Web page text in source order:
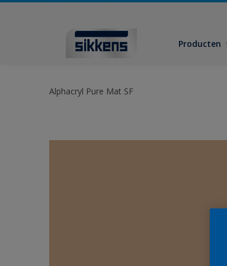
Producten
Alphacryl Pure Mat SF